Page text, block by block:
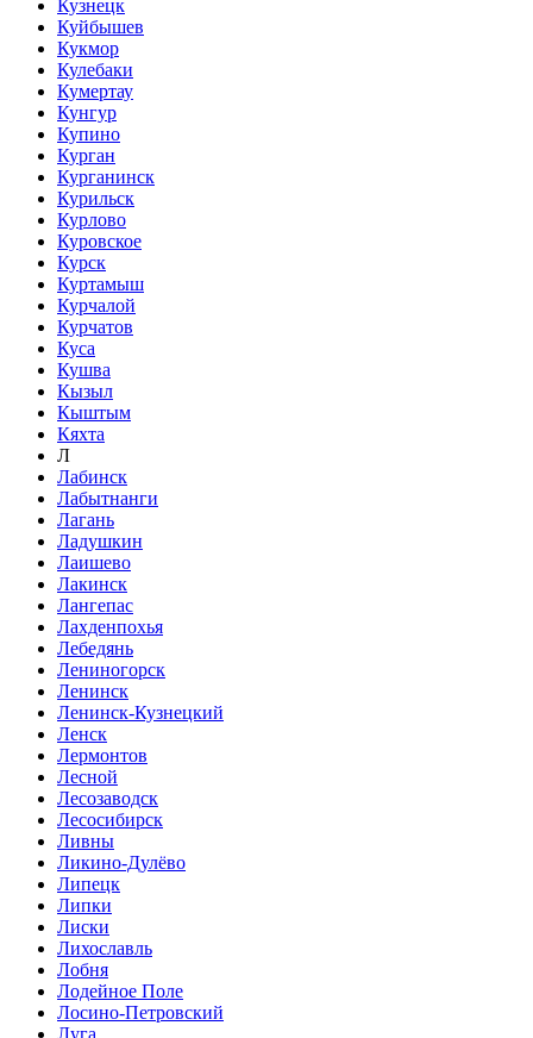
Кузнецк
Куйбышев
Кукмор
Кулебаки
Кумертау
Кунгур
Купино
Курган
Курганинск
Курильск
Курлово
Куровское
Курск
Куртамыш
Курчалой
Курчатов
Куса
Кушва
Кызыл
Кыштым
Кяхта
Л
Лабинск
Лабытнанги
Лагань
Ладушкин
Лаишево
Лакинск
Лангепас
Лахденпохья
Лебедянь
Лениногорск
Ленинск
Ленинск-Кузнецкий
Ленск
Лермонтов
Лесной
Лесозаводск
Лесосибирск
Ливны
Ликино-Дулёво
Липецк
Липки
Лиски
Лихославль
Лобня
Лодейное Поле
Лосино-Петровский
Луга